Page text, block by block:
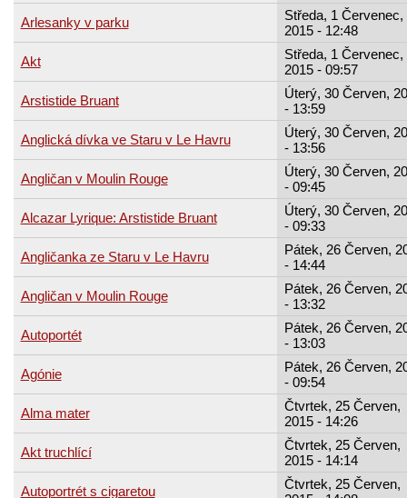
Arlesanky v parku
Středa, 1 Červenec,
2015 - 12:48
Akt
Středa, 1 Červenec,
2015 - 09:57
Arstistide Bruant
Úterý, 30 Červen,
- 13:59
Anglická dívka ve Staru v Le Havru
Úterý, 30 Červen,
- 13:56
Angličan v Moulin Rouge
Úterý, 30 Červen,
- 09:45
Alcazar Lyrique: Arstistide Bruant
Úterý, 30 Červen,
- 09:33
Angličanka ze Staru v Le Havru
Pátek, 26 Červen,
- 14:44
Angličan v Moulin Rouge
Pátek, 26 Červen,
- 13:32
Autoportét
Pátek, 26 Červen,
- 13:03
Agónie
Pátek, 26 Červen,
- 09:54
Alma mater
Čtvrtek, 25 Červen,
2015 - 14:26
Akt truchlící
Čtvrtek, 25 Červen,
2015 - 14:14
Autoportrét s cigaretou
Čtvrtek, 25 Červen,